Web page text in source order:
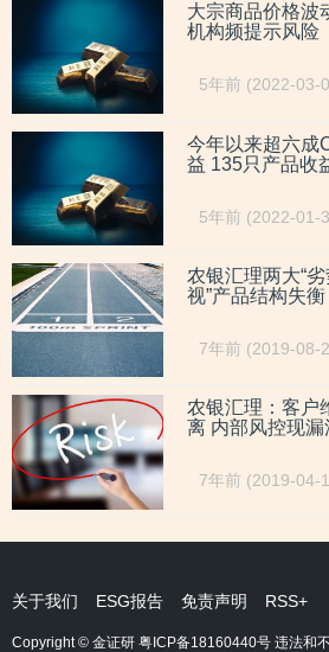
大宗商品价格波
机构频提示风险
5年前 (2022-03-
今年以来超六成
益 135只产品收
5年前 (2022-01-
农银汇理两大“
视”产品结构失衡
7年前 (2019-08-
农银汇理：客户
离 内部风控现漏
7年前 (2019-04-
关于我们 ESG报告 免责声明 RSS+
Copyright © 金证研 粤ICP备18160440号 违法和